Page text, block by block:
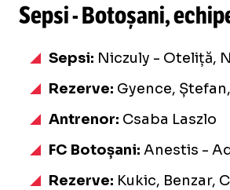
Sepsi - Botoșani,
Sepsi: Niczuly - Oteliță,
Rezerve: Gyence,
Antrenor: Csaba Laszlo
FC Botoșani: Anestis -
Rezerve: Kukic, Benzar,